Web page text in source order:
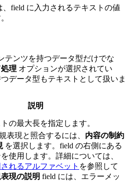
、field に入力されるテキストの値
テンツを持つデータ型だけでな
理 オプションが選択されてい
データ型もテキストとして扱いま
説明
の最大長を指定します。
表現と照合するには、 内容の制約
を選択します。field の右側にある
使用します。詳細については、
れるアルファベット を参照して
現の説明 field には、エラーメッ